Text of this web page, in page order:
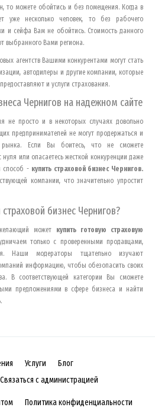
то можете обойтись и без помещения. Когда в
уже несколько человек, то без рабочего
и сейфа Вам не обойтись. Стоимость данного
выбранного Вами региона.
агентств Вашими конкурентами могут стать
автодилеры и другие компании, которые
и услуги страхования.
Чернигов на надежном сайте
не просто и в некоторых случаях довольно
предпринимателей не могут продержаться и
рынка. Если Вы боитесь, что не сможете
или опасаетесь жесткой конкуренции даже
способ - купить страховой бизнес Чернигов.
компании, что значительно упростит
бизнес Чернигов?
может купить готовую страховую
только с проверенными продавцами,
Наши модераторы тщательно изучают
информацию, чтобы обезопасить своих
В соответствующей категории Вы сможете
предложениями в сфере бизнеса и найти
Услуги
Блог
Связаться с администрацией
Политика конфиденциальности